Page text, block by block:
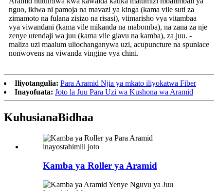
nguo, ikiwa ni pamoja na mavazi ya kinga (kama vile suti za
zimamoto na fulana zisizo na risasi), viimarisho vya vitambaa
vya viwandani (kama vile mikanda na mabomba), na zana za nje
zenye utendaji wa juu (kama vile glavu na kamba), za juu. -
maliza uzi maalum uliochanganywa uzi, acupuncture na spunlace
nonwovens na viwanda vingine vya chini.
Iliyotangulia: Para Aramid Njia ya mkato iliyokatwa Fiber
Inayofuata: Joto la Juu Para Uzi wa Kushona wa Aramid
KuhusianaBidhaa
Kamba ya Roller ya Aramid